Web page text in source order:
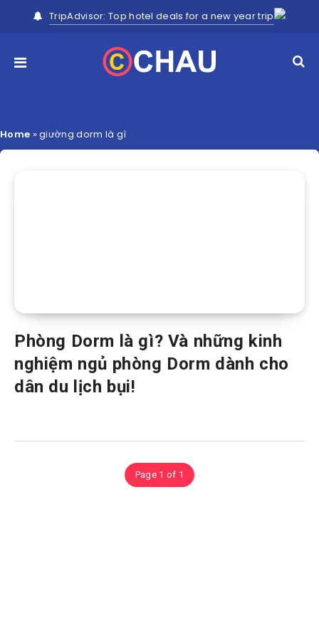
TripAdvisor: Top hotel deals for a new year trip
Home »giường dorm là gì
Phòng Dorm là gì? Và những kinh
nghiệm ngủ phòng Dorm dành cho
dân du lịch bụi!
Page 1 of 1